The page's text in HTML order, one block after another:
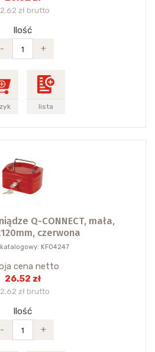
zł brutto
Ilość
-
+
lista
Q-CONNECT, mała,
czerwona
KF04247
cena netto
26.52 zł
zł brutto
Ilość
-
+